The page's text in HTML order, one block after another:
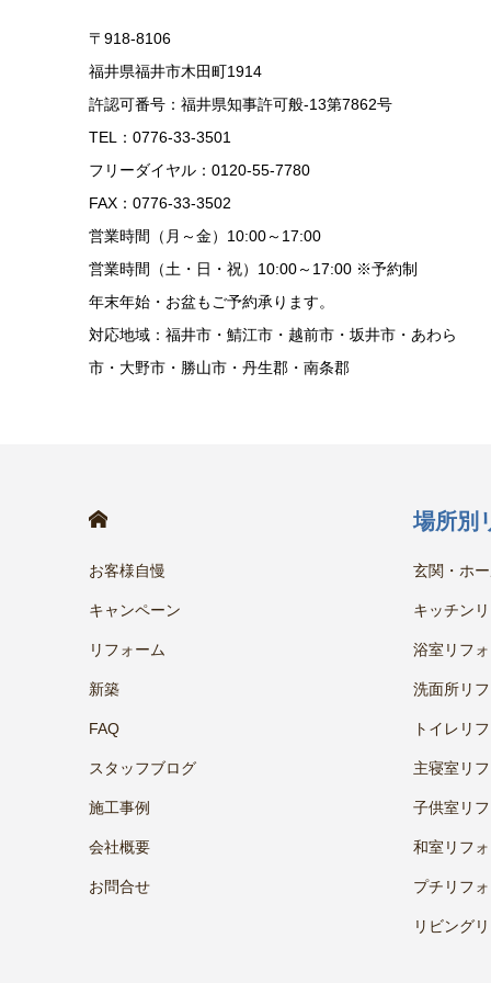
〒918-8106
福井県福井市木田町1914
許認可番号：福井県知事許可般-13第7862号
TEL：0776-33-3501
フリーダイヤル：0120-55-7780
FAX：0776-33-3502
営業時間（月～金）10:00～17:00
営業時間（土・日・祝）10:00～17:00 ※予約制
年末年始・お盆もご予約承ります。
対応地域：福井市・鯖江市・越前市・坂井市・あわら
市・大野市・勝山市・丹生郡・南条郡
お客様自慢
キャンペーン
リフォーム
新築
FAQ
スタッフブログ
施工事例
会社概要
お問合せ
場所別
玄関・ホ
キッチン
浴室リフ
洗面所リ
トイレリ
主寝室リ
子供室リ
和室リフ
プチリフ
リビング